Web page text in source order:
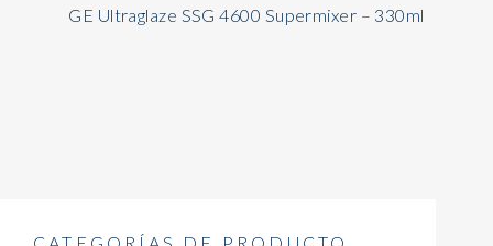
GE Ultraglaze SSG 4600 Supermixer – 330ml
CATEGORÍAS DE PRODUCTO